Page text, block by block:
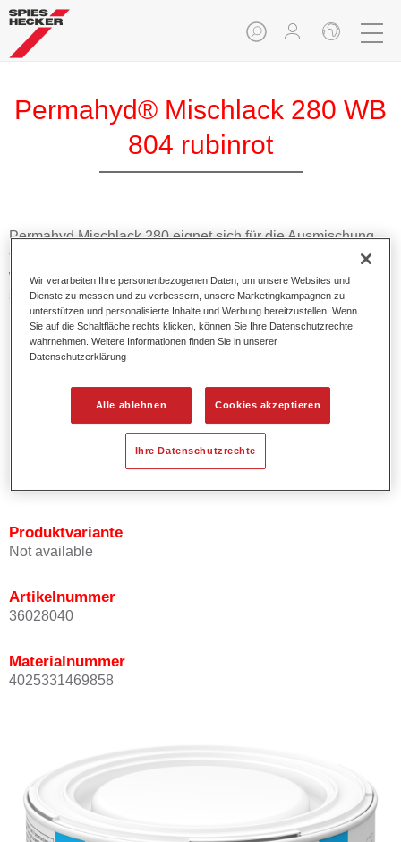
Permahyd® Mischlack 280 WB
804 rubinrot
Permahyd Mischlack 280 eignet sich für die Ausmischung
von Permahyd Perlmutt Basislack 285, einem hochwertigen
wasserverdünnbaren Basislacksystem. Es basiert auf einer
speziellen PU-Dispersionstechnologie für Uni- und
Effektlackierungen.
Produktmerkmale
1,5 Spritzgängen.
Bietet ein gutes Standvermögen.
Verfügt über ein hohes Deckvermögen.
Besitzt eine hohe Farbtongenauigkeit.
Produktvariante
Not available
Artikelnummer
36028040
Materialnummer
4025331469858
Wir verarbeiten Ihre personenbezogenen Daten, um unsere Websites und
Dienste zu messen und zu verbessern, unsere Marketingkampagnen zu
unterstützen und personalisierte Inhalte und Werbung bereitzustellen. Wenn
Sie auf die Schaltfläche rechts klicken, können Sie Ihre Datenschutzrechte
wahrnehmen. Weitere Informationen finden Sie in unserer
Datenschutzerklärung
Alle ablehnen Cookies akzeptieren
Ihre Datenschutzrechte